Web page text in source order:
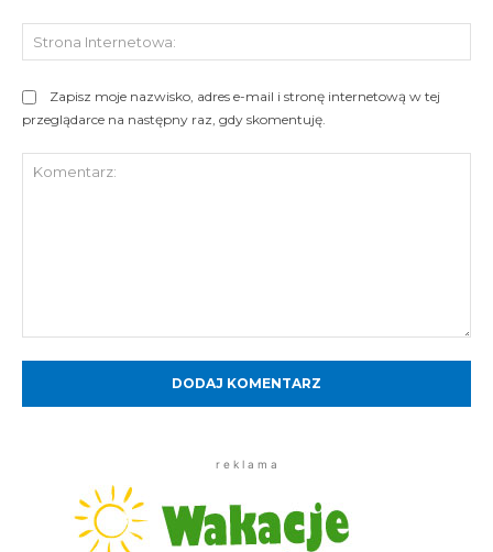
Zapisz moje nazwisko, adres e-mail i stronę internetową w tej
przeglądarce na następny raz, gdy skomentuję.
r e k l a m a